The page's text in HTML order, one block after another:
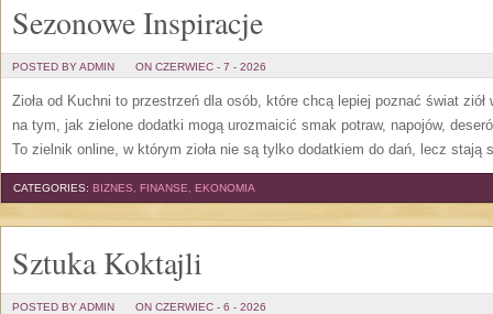
Sezonowe Inspiracje
POSTED BY ADMIN ON CZERWIEC - 7 - 2026
Zioła od Kuchni to przestrzeń dla osób, które chcą lepiej poznać świat
na tym, jak zielone dodatki mogą urozmaicić smak potraw, napojów,
To zielnik online, w którym zioła nie są tylko dodatkiem do dań, lecz stają
CATEGORIES: BIZNES, FINANSE, EKONOMIA
Sztuka Koktajli
POSTED BY ADMIN ON CZERWIEC - 6 - 2026